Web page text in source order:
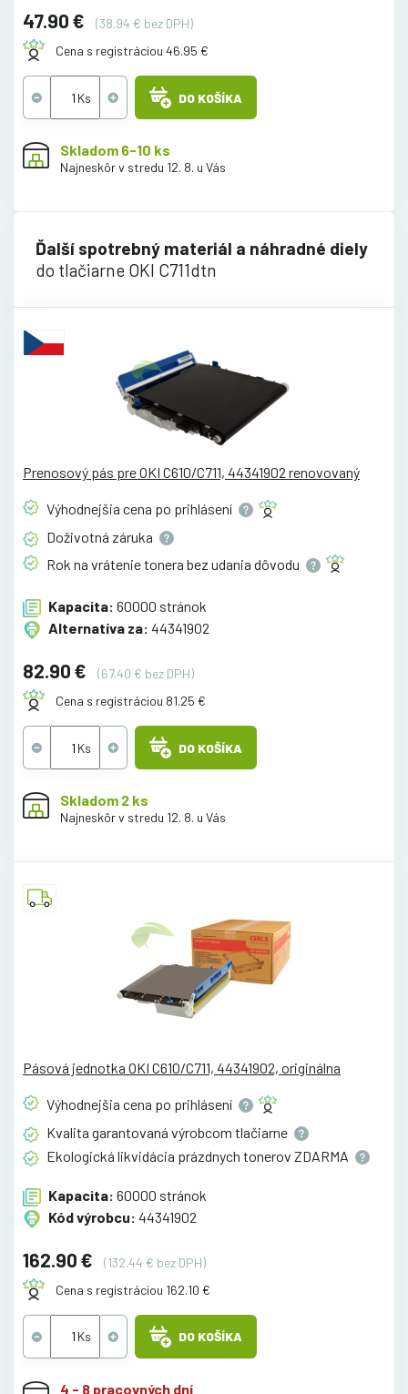
47.90 €
(38.94 € bez DPH)
Cena s registráciou 46.95 €
DO KOŠÍKA
Skladom 6-10 ks
Najneskôr v stredu 12. 8. u Vás
Ďalší spotrebný materiál a náhradné diely
do tlačiarne OKI C711dtn
Prenosový pás pre OKI C610/C711, 44341902 renovovaný
Výhodnejšia cena po prihlásení
Doživotná záruka
Rok na vrátenie tonera bez udania dôvodu
Kapacita: 60000 stránok
Alternatíva za: 44341902
82.90 €
(67.40 € bez DPH)
Cena s registráciou 81.25 €
DO KOŠÍKA
Skladom 2 ks
Najneskôr v stredu 12. 8. u Vás
Pásová jednotka OKI C610/C711, 44341902, originálna
Výhodnejšia cena po prihlásení
Kvalita garantovaná výrobcom tlačiarne
Ekologická likvidácia prázdnych tonerov ZDARMA
Kapacita: 60000 stránok
Kód výrobcu: 44341902
162.90 €
(132.44 € bez DPH)
Cena s registráciou 162.10 €
DO KOŠÍKA
4 - 8 pracovných dní